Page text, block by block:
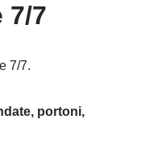
7/7
7/7.
portoni,